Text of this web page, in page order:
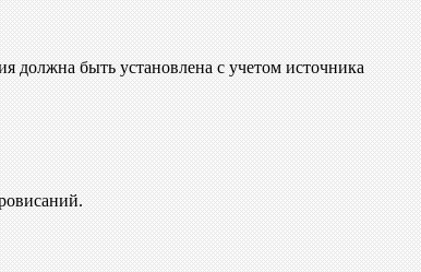
должна быть установлена с учетом источника